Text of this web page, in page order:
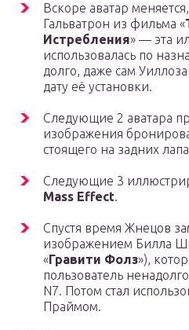
Вскоре аватар
Гальватрон из фильма «
Истребления» — эта
использовалась по
долго, даже сам
дату её установки.
Следующие 2 аватара
изображения
стоящего на задних
Следующие 3
Mass Effect.
Спустя время Жнецов
изображением Билла
«Гравити Фолз»),
пользователь
N7. Потом стал
Праймом.